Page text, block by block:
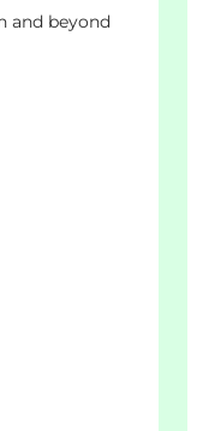
and beyond